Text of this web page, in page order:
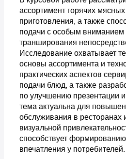
ассортимент горячих
приготовления, а также
подачи с особым вниманием
транширования
Исследование охватывает
основы ассортимента и
практических аспектов
подачи блюд, а также
по улучшению презентации
тема актуальна для
обслуживания в
визуальной
способствует
впечатления у потребителей.